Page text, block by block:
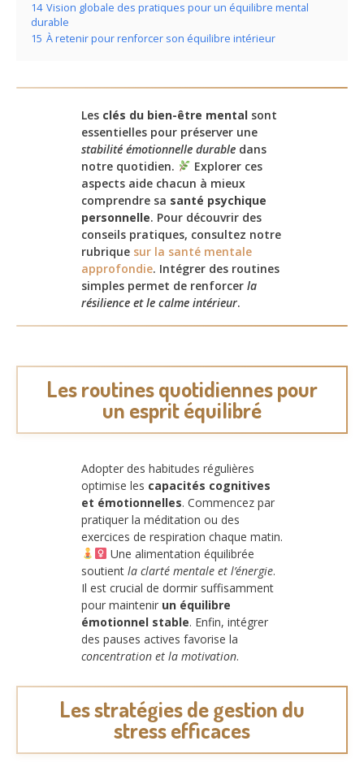
14 Vision globale des pratiques pour un équilibre mental
durable
15 À retenir pour renforcer son équilibre intérieur
Les clés du bien-être mental sont
essentielles pour préserver une
stabilité émotionnelle durable dans
notre quotidien.
Explorer ces
aspects aide chacun à mieux
comprendre sa santé psychique
personnelle. Pour découvrir des
conseils pratiques, consultez notre
rubrique sur la santé mentale
approfondie. Intégrer des routines
simples permet de renforcer la
résilience et le calme intérieur.
Les routines quotidiennes pour
un esprit équilibré
Adopter des habitudes régulières
optimise les capacités cognitives
et émotionnelles. Commencez par
pratiquer la méditation ou des
exercices de respiration chaque matin.
Une alimentation équilibrée
soutient la clarté mentale et l’énergie.
Il est crucial de dormir suffisamment
pour maintenir un équilibre
émotionnel stable. Enfin, intégrer
des pauses actives favorise la
concentration et la motivation.
Les stratégies de gestion du
stress efficaces